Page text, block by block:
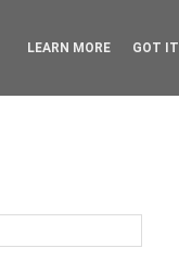
LEARN MORE GOT IT